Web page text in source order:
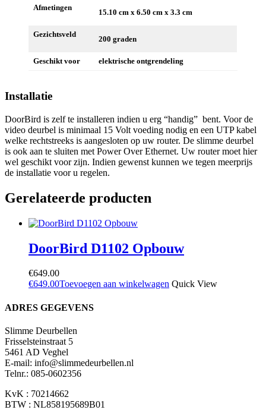
Afmetingen
15.10 cm x 6.50 cm x 3.3 cm
Gezichtsveld
200 graden
Geschikt voor elektrische ontgrendeling
Installatie
DoorBird is zelf te installeren indien u erg “handig” bent. Voor de
video deurbel is minimaal 15 Volt voeding nodig en een UTP kabel
welke rechtstreeks is aangesloten op uw router. De slimme deurbel
is ook aan te sluiten met Power Over Ethernet. Uw router moet hier
wel geschikt voor zijn. Indien gewenst kunnen we tegen meerprijs
de installatie voor u regelen.
Gerelateerde producten
DoorBird D1102 Opbouw
€649.00
€649.00Toevoegen aan winkelwagen Quick View
ADRES GEGEVENS
Slimme Deurbellen
Frisselsteinstraat 5
5461 AD Veghel
E-mail: info@slimmedeurbellen.nl
Telnr.: 085-0602356
KvK : 70214662
BTW : NL858195689B01